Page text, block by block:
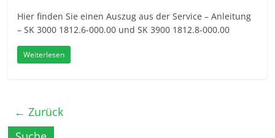
Hier finden Sie einen Auszug aus der Service – Anleitung
– SK 3000 1812.6-000.00 und SK 3900 1812.8-000.00
Weiterlesen
← Zurück